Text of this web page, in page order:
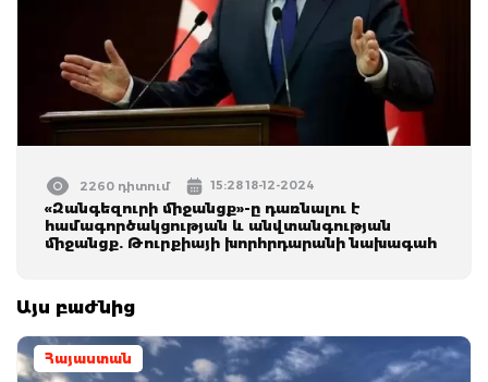
2260 դիտում 15:28 18-12-2024
«Զանգեզուրի միջանցք»-ը դառնալու է
համագործակցության և անվտանգության
միջանցք. Թուրքիայի խորհրդարանի նախագահ
Այս բաժնից
Հայաստան